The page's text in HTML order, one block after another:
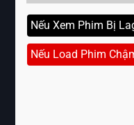
Nếu Xem Phim Bị
Nếu Load Phim